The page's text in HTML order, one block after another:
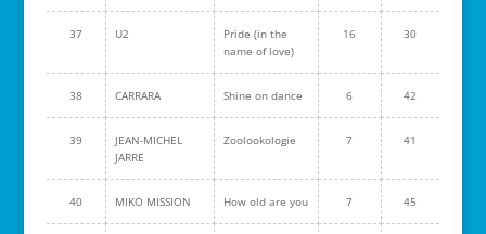
37 U2
Pride (in the
name of love)
16 30
38 CARRARA Shine on dance 6 42
39
JEAN-MICHEL
JARRE
Zoolookologie 7 41
40 MIKO MISSION How old are you 7 45